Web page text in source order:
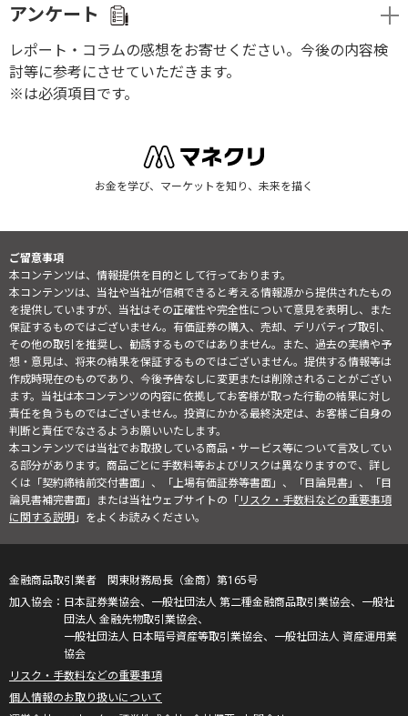
アンケート
レポート・コラムの感想をお寄せください。今後の内容検
討等に参考にさせていただきます。
※は必須項目です。
お金を学び、マーケットを知り、未来を描く
ご留意事項
本コンテンツは、情報提供を目的として行っております。
本コンテンツは、当社や当社が信頼できると考える情報源から提供されたもの
を提供していますが、当社はその正確性や完全性について意見を表明し、また
保証するものではございません。有価証券の購入、売却、デリバティブ取引、
その他の取引を推奨し、勧誘するものではありません。また、過去の実績や予
想・意見は、将来の結果を保証するものではございません。提供する情報等は
作成時現在のものであり、今後予告なしに変更または削除されることがござい
ます。当社は本コンテンツの内容に依拠してお客様が取った行動の結果に対し
責任を負うものではございません。投資にかかる最終決定は、お客様ご自身の
判断と責任でなさるようお願いいたします。
本コンテンツでは当社でお取扱している商品・サービス等について言及してい
る部分があります。商品ごとに手数料等およびリスクは異なりますので、詳し
くは「契約締結前交付書面」、「上場有価証券等書面」、「目論見書」、「目
論見書補完書面」または当社ウェブサイトの「リスク・手数料などの重要事項
に関する説明」をよくお読みください。
金融商品取引業者 関東財務局長（金商）第165号
日本証券業協会、一般社団法人 第二種金融商品取引業協会、一般社
団法人 金融先物取引業協会、
一般社団法人 日本暗号資産等取引業協会、一般社団法人 資産運用業
協会
リスク・手数料などの重要事項
個人情報のお取り扱いについて